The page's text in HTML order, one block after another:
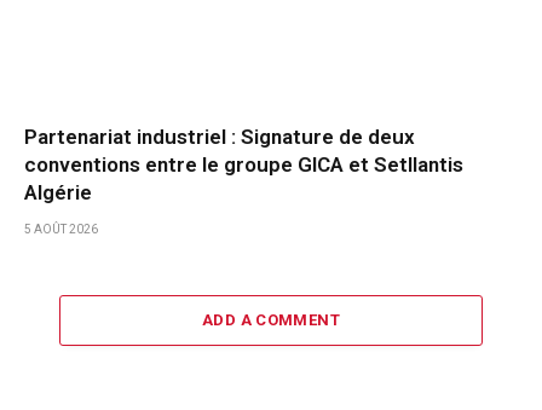
Partenariat industriel : Signature de deux
conventions entre le groupe GICA et Setllantis
Algérie
5 AOÛT 2026
ADD A COMMENT